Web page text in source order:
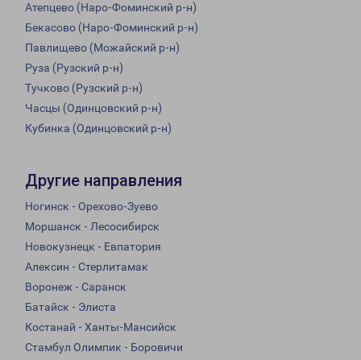
Атепцево (Наро-Фоминский р-н)
Бекасово (Наро-Фоминский р-н)
Павлищево (Можайский р-н)
Руза (Рузский р-н)
Тучково (Рузский р-н)
Часцы (Одинцовский р-н)
Кубинка (Одинцовский р-н)
Другие направления
Ногинск - Орехово-Зуево
Моршанск - Лесосибирск
Новокузнецк - Евпатория
Алексин - Стерлитамак
Воронеж - Саранск
Батайск - Элиста
Костанай - Ханты-Мансийск
Стамбул Олимпик - Боровичи